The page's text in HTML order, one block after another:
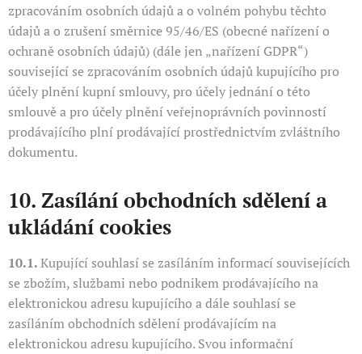
zpracováním osobních údajů a o volném pohybu těchto
údajů a o zrušení směrnice 95/46/ES (obecné nařízení o
ochraně osobních údajů) (dále jen „nařízení GDPR“)
související se zpracováním osobních údajů kupujícího pro
účely plnění kupní smlouvy, pro účely jednání o této
smlouvě a pro účely plnění veřejnoprávních povinností
prodávajícího plní prodávající prostřednictvím zvláštního
dokumentu.
10. Zasílání obchodních sdělení a
ukládání cookies
10.1.Kupující souhlasí se zasíláním informací souvisejících
se zbožím, službami nebo podnikem prodávajícího na
elektronickou adresu kupujícího a dále souhlasí se
zasíláním obchodních sdělení prodávajícím na
elektronickou adresu kupujícího. Svou informační